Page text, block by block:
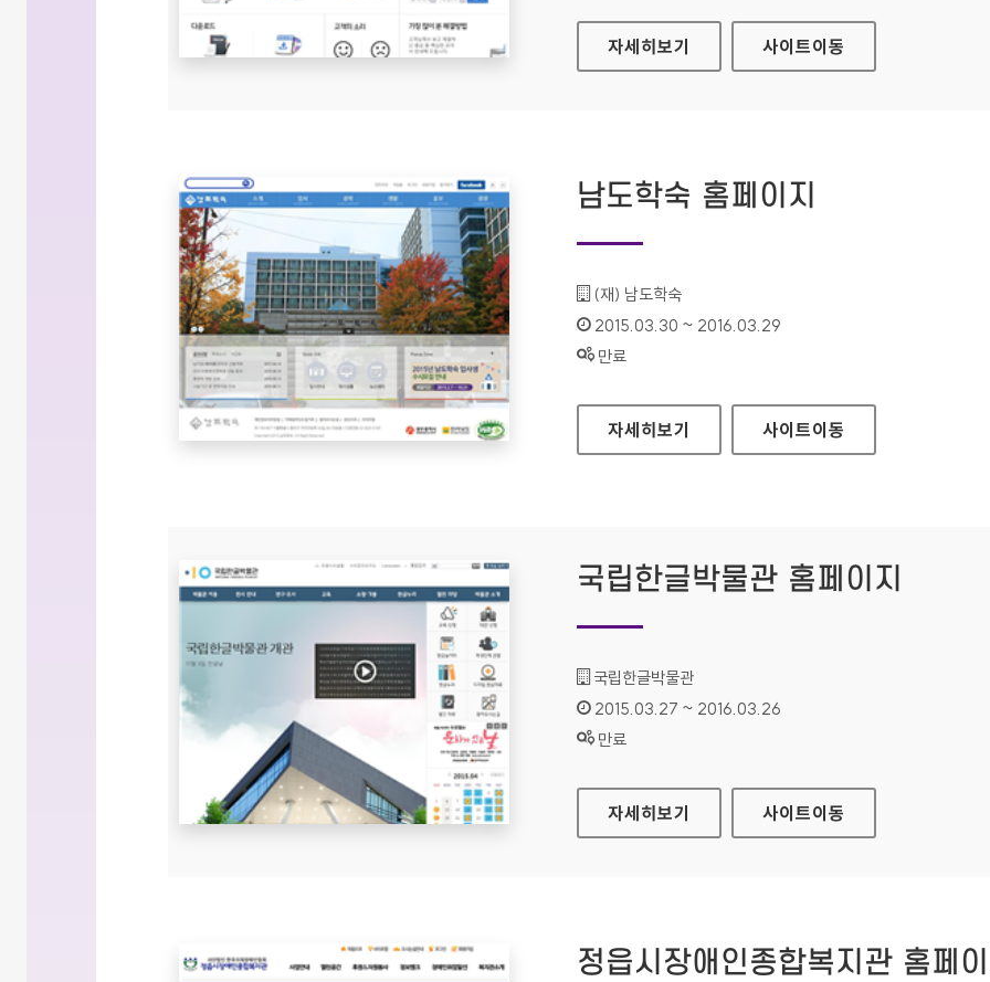
삼성전자서비스 홈페이지
자세히보기 사이트이동
남도학숙 홈페이지
기관명 :
(재) 남도학숙
인증기간 :
2015.03.30 ~ 2016.03.29
상태 :
만료
남도학숙 홈페이지
자세히보기 사이트이동
국립한글박물관 홈페이지
기관명 :
국립한글박물관
인증기간 :
2015.03.27 ~ 2016.03.26
상태 :
만료
국립한글박물관 홈페이지
자세히보기 사이트이동
정읍시장애인종합복지관 홈페